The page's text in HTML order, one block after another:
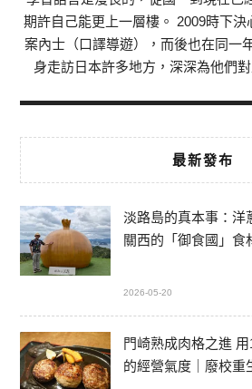
期許自己能更上一層樓。 2009時下
案內士（口譯導遊），而後也在同一
身走訪日本許多地方，深深為他們
最新發布
淡路島的真本事：洋
關西的「御食國」食
2026-05-20
門崎熟成肉格之進
的經營氣度｜廢校重